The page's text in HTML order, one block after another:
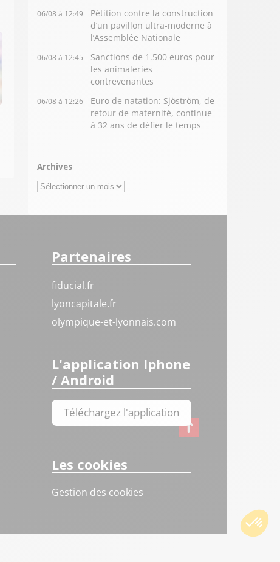
06/08 à 12:49
Pétition contre la construction
d’un pavillon ultra-moderne à
l’Assemblée Nationale
06/08 à 12:45
Sanctions de 1.500 euros pour
les animaleries
contrevenantes
06/08 à 12:26
Euro de natation: Sjöström, de
retour de maternité, continue
à 32 ans de défier le temps
Archives
Archives
Partenaires
fiducial.fr
lyoncapitale.fr
olympique-et-lyonnais.com
L'application Iphone
/ Android
Téléchargez l'application
Les cookies
Gestion des cookies